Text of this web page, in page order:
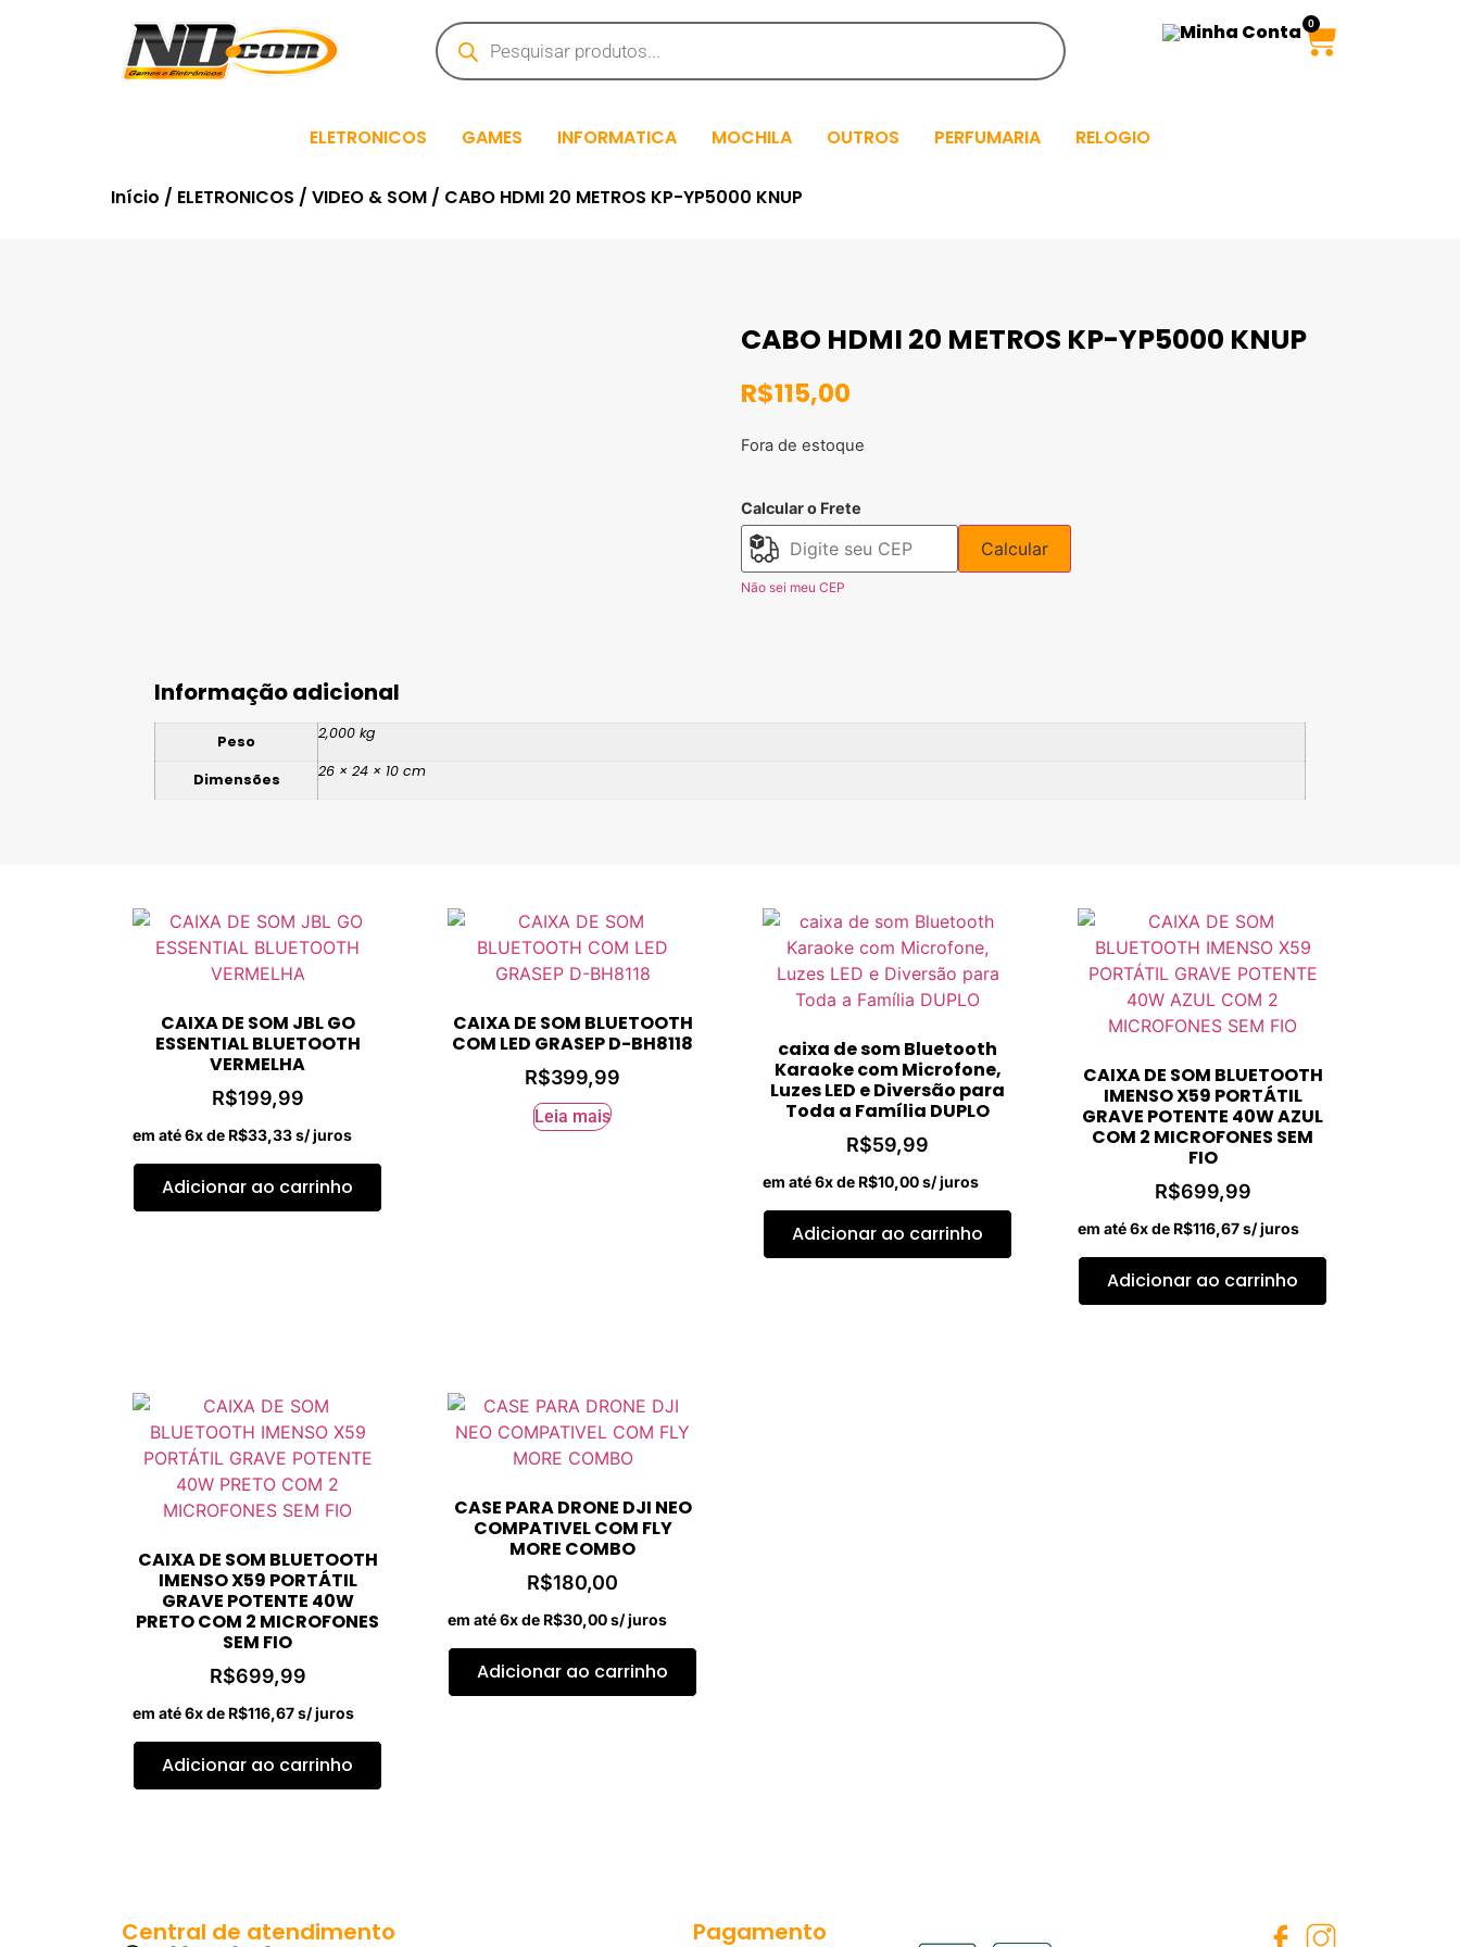
Minha Conta 0
ELETRONICOS GAMES INFORMATICA MOCHILA OUTROS PERFUMARIA RELOGIO
Início / ELETRONICOS / VIDEO & SOM / CABO HDMI 20 METROS KP-YP5000 KNUP
CABO HDMI 20 METROS KP-YP5000 KNUP
R$115,00
Fora de estoque
Calcular o Frete
Calcular
Não sei meu CEP
Informação adicional
Peso 2,000 kg
Dimensões 26 × 24 × 10 cm
CAIXA DE SOM JBL GO
ESSENTIAL BLUETOOTH
VERMELHA
R$199,99
em até 6x de R$33,33s/ juros
Adicionar ao carrinho
CAIXA DE SOM BLUETOOTH
COM LED GRASEP D-BH8118
R$399,99
Leia mais
caixa de som Bluetooth
Karaoke com Microfone,
Luzes LED e Diversão para
Toda a Família DUPLO
R$59,99
em até 6x de R$10,00s/ juros
Adicionar ao carrinho
CAIXA DE SOM BLUETOOTH
IMENSO X59 PORTÁTIL
GRAVE POTENTE 40W AZUL
COM 2 MICROFONES SEM
FIO
R$699,99
em até 6x de R$116,67s/ juros
Adicionar ao carrinho
CAIXA DE SOM BLUETOOTH
IMENSO X59 PORTÁTIL
GRAVE POTENTE 40W
PRETO COM 2 MICROFONES
SEM FIO
R$699,99
em até 6x de R$116,67s/ juros
Adicionar ao carrinho
CASE PARA DRONE DJI NEO
COMPATIVEL COM FLY
MORE COMBO
R$180,00
em até 6x de R$30,00s/ juros
Adicionar ao carrinho
Central de atendimento Pagamento